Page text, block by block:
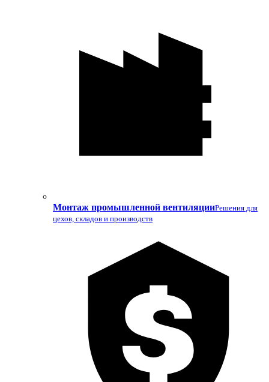
Монтаж промышленной вентиляцииРешения для
цехов, складов и производств